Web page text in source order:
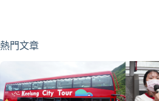
熱門文章